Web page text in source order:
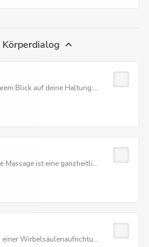
Blick auf deine Haltung:...
Massage ist eine ganzheitli...
Wirbelsäulenaufrichtu...